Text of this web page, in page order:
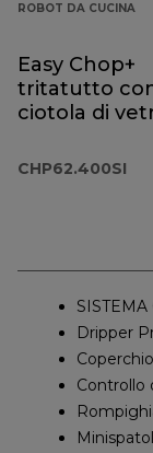
ROBOT DA CUCINA
Easy Chop+
tritatutto
ciotola di
CHP62.400SI
Dripper
Controllo